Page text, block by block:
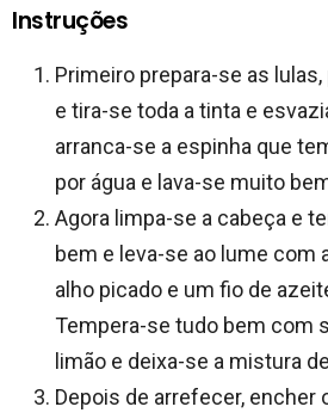
Instruções
Primeiro prepara-se as
e tira-se toda a tinta e
arranca-se a espinha que
por água e lava-se muito
Agora limpa-se a cabeça e
bem e leva-se ao lume com
alho picado e um fio de
Tempera-se tudo bem com
limão e deixa-se a mistura
Depois de arrefecer, encher